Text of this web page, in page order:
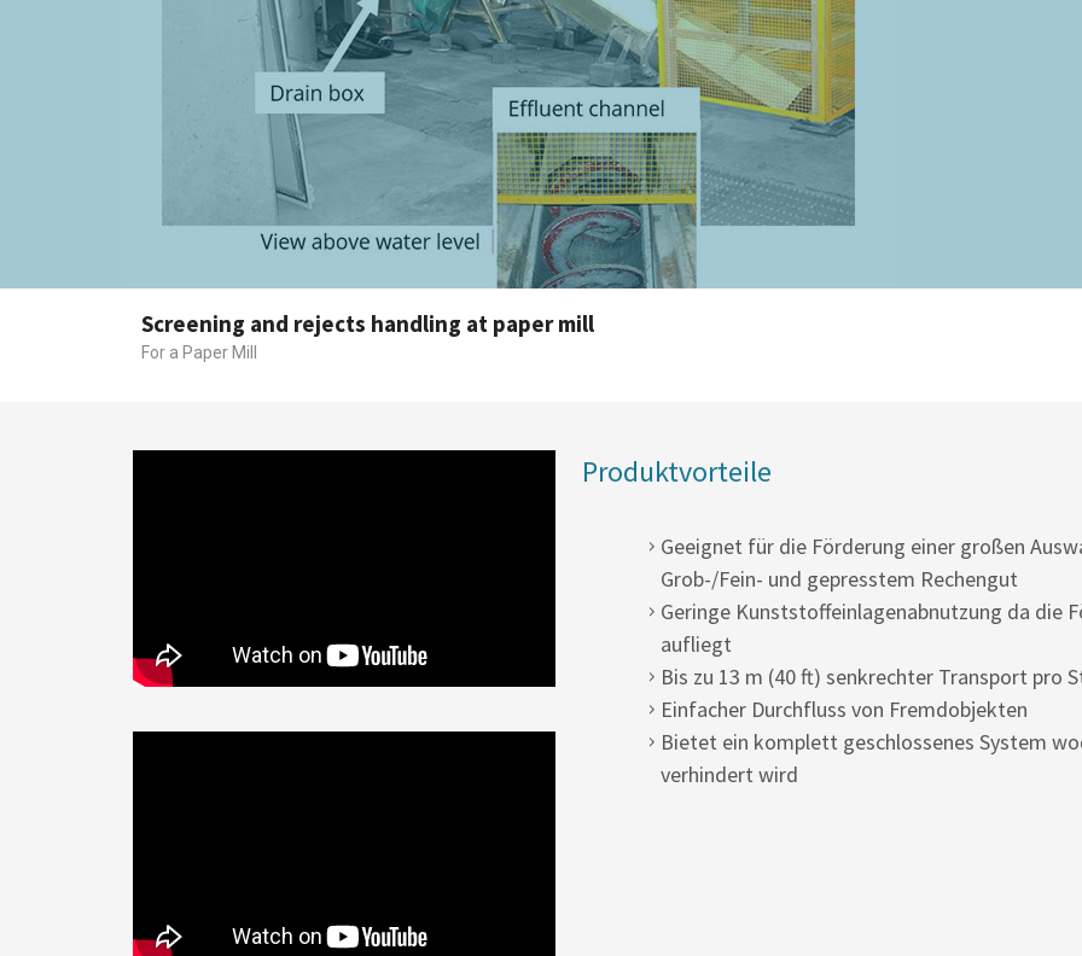
Screening and rejects handling at paper mill
For a Paper Mill
Produktvorteile
Geeignet für die Förderung einer großen
Grob-/Fein- und gepresstem Rechengut
Geringe Kunststoffeinlagenabnutzung da die
aufliegt
Bis zu 13 m (40 ft) senkrechter Transport pro
Einfacher Durchfluss von Fremdobjekten
Bietet ein komplett geschlossenes System
verhindert wird